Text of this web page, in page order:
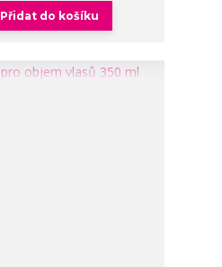
Přidat do košíku